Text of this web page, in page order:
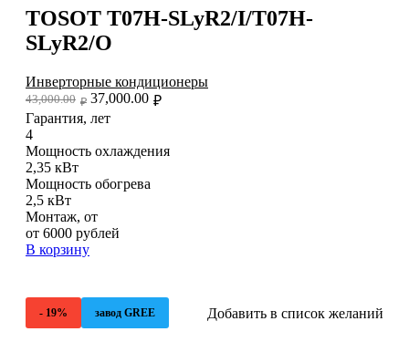
TOSOT T07H-SLyR2/I/T07H-
SLyR2/O
Инверторные кондиционеры
₽
43,000.00 ₽
37,000.00
Гарантия, лет
4
Мощность охлаждения
2,35 кВт
Мощность обогрева
2,5 кВт
Монтаж, от
от 6000 рублей
В корзину
- 19% завод GREE Добавить в список желаний